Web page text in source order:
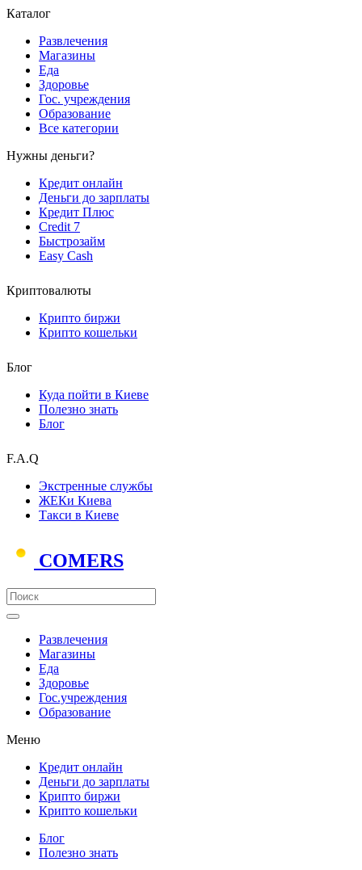
Каталог
Развлечения
Магазины
Еда
Здоровье
Гос. учреждения
Образование
Все категории
Нужны деньги?
Кредит онлайн
Деньги до зарплаты
Кредит Плюс
Credit 7
Быстрозайм
Easy Cash
Криптовалюты
Крипто биржи
Крипто кошельки
Блог
Куда пойти в Киеве
Полезно знать
Блог
F.A.Q
Экстренные службы
ЖЕКи Киева
Такси в Киеве
COMERS
Развлечения
Магазины
Еда
Здоровье
Гос.учреждения
Образование
Меню
Кредит онлайн
Деньги до зарплаты
Крипто биржи
Крипто кошельки
Блог
Полезно знать